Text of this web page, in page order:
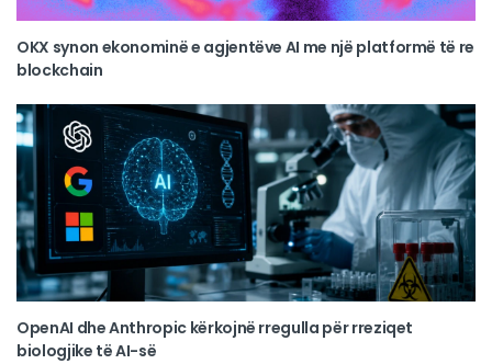
OKX synon ekonominë e agjentëve AI me një platformë të re
blockchain
OpenAI dhe Anthropic kërkojnë rregulla për rreziqet
biologjike të AI-së